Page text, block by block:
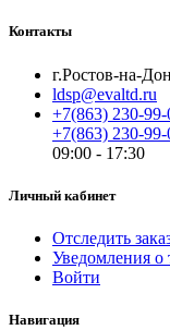
Контакты
г.Ростов-на-
ldsp@evaltd.ru
+7(863) 230-99-
+7(863) 230-99-
09:00 - 17:30
Личный кабинет
Отследить
Уведомления о
Войти
Навигация